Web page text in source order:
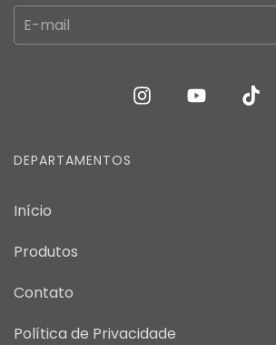
DEPARTAMENTOS
Início
Produtos
Contato
Política de Privacidade